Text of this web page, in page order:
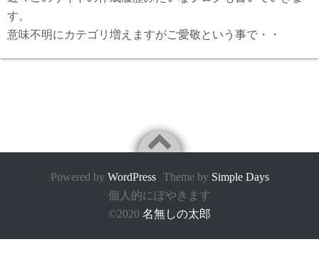
す。
意味不明にカテゴリ増えますがご愛敬という事で・・
Powered by WordPress Theme by Simple Days
個人的にぼやきます
©2020 名無しの太郎